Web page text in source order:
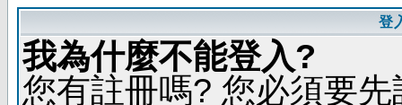
登
我為什麼不能登入?
您有註冊嗎? 您必須要